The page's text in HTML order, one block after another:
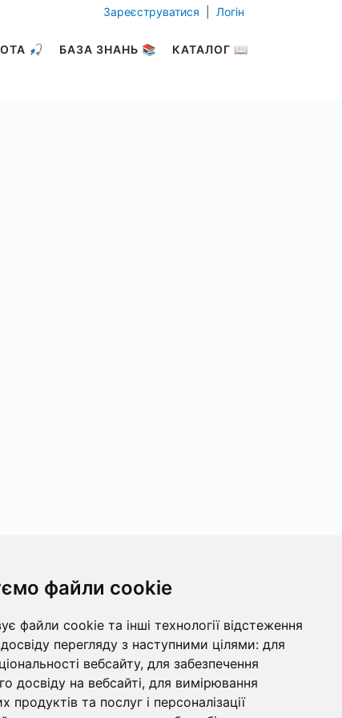
файли cookie
файли cookie та інші технології відстеження
перегляду з наступними цілями: для
вебсайту, для забезпечення
досвіду на вебсайті, для вимірювання
та послуг і персоналізації
🎣 БАЗА ЗНАНЬ 📚 КАТАЛОГ 📖
Зареєструватися Логін